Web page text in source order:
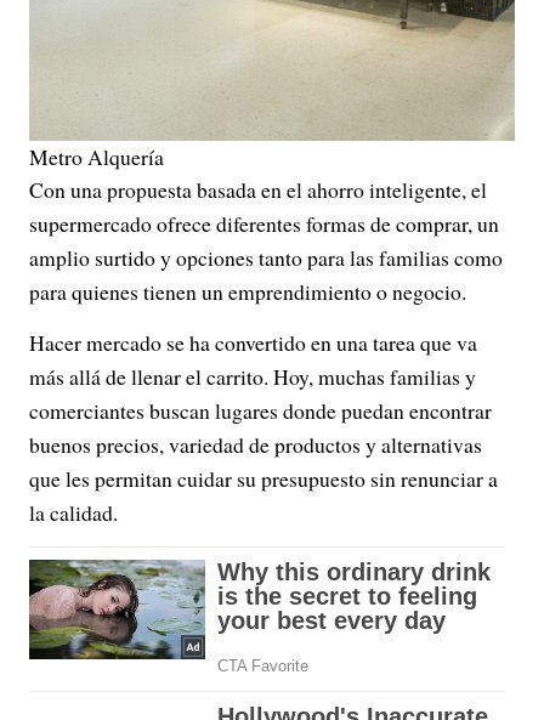
Metro Alquería
Con una propuesta basada en el ahorro inteligente, el
supermercado ofrece diferentes formas de comprar, un
amplio surtido y opciones tanto para las familias como
para quienes tienen un emprendimiento o negocio.
Hacer mercado se ha convertido en una tarea que va
más allá de llenar el carrito. Hoy, muchas familias y
comerciantes buscan lugares donde puedan encontrar
buenos precios, variedad de productos y alternativas
que les permitan cuidar su presupuesto sin renunciar a
la calidad.